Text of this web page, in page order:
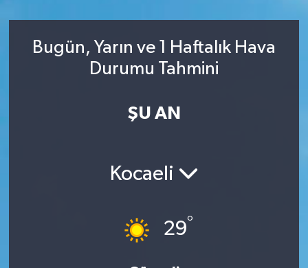
Bugün, Yarın ve 1 Haftalık Hava
Durumu Tahmini
ŞU AN
Kocaeli
29°
Savunma - Teknoloji
Son Dakika Haberleri